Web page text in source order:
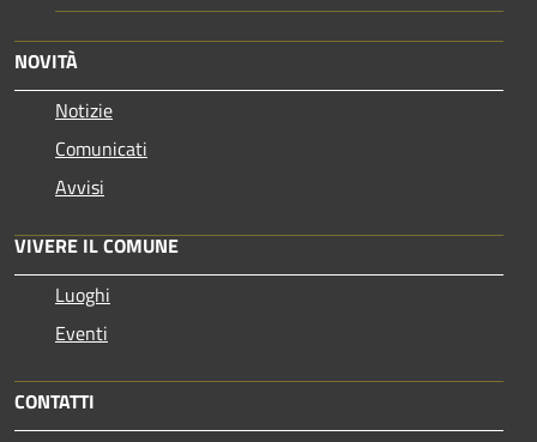
NOVITÀ
Notizie
Comunicati
Avvisi
VIVERE IL COMUNE
Luoghi
Eventi
CONTATTI